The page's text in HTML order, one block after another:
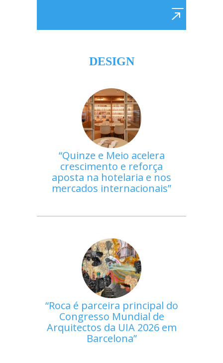
DESIGN
Quinze e Meio acelera
crescimento e reforça
aposta na hotelaria e nos
mercados internacionais
Roca é parceira principal do
Congresso Mundial de
Arquitectos da UIA 2026 em
Barcelona